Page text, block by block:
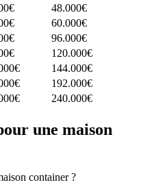
48.000€
60.000€
96.000€
120.000€
144.000€
192.000€
240.000€
une maison
container ?